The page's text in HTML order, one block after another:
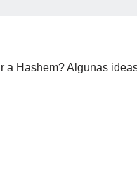
a Hashem? Algunas